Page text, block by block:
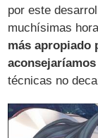
por este
muchísimas
más apropiado
técnicas no